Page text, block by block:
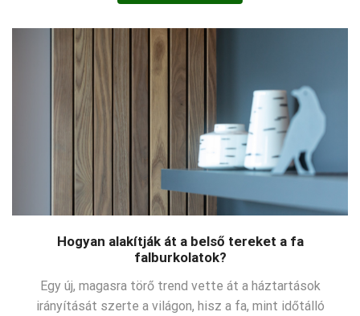
Hogyan alakítják át a belső tereket a fa
falburkolatok?
Egy új, magasra törő trend vette át a háztartások
irányítását szerte a világon, hisz a fa, mint időtálló